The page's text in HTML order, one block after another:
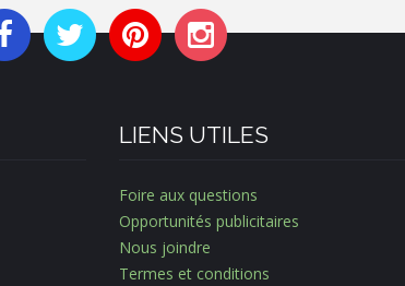
LIENS UTILES
Foire aux questions
Opportunités publicitaires
Nous joindre
Termes et conditions